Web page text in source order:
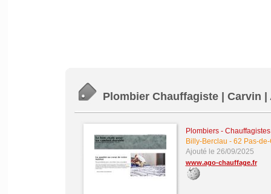
Plombier Chauffagiste | Carvin |
Plombiers -
Billy-Berclau - 62 Pas-
Ajouté le 26/09/2025
www.ago-chauffage.fr